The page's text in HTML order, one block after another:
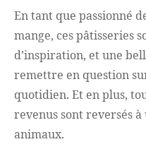
En tant que passionné
mange, ces pâtisseries
d’inspiration, et une
remettre en question
quotidien. Et en plus,
revenus sont reversés à
animaux.